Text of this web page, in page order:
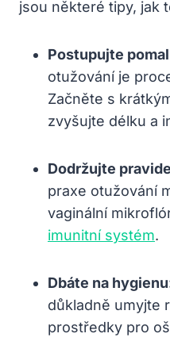
jsou některé tipy, jak
Postupujte
otužování je
Začněte s
zvyšujte délku a
Dodržujte
praxe otužování
vaginální
imunitní systém.
Dbáte na
důkladně umyjte
prostředky pro